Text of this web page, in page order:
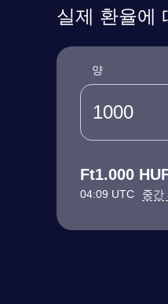
실제 환율에
양
Ft1.000
04:09 UTC 중간